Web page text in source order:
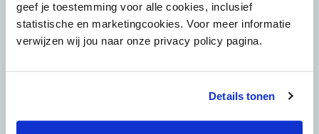
geef je toestemming voor alle cookies, inclusief
statistische en marketingcookies. Voor meer informatie
verwijzen wij jou naar onze privacy policy pagina.
Details tonen
Bekijk ook
binnenstad van Den Haag